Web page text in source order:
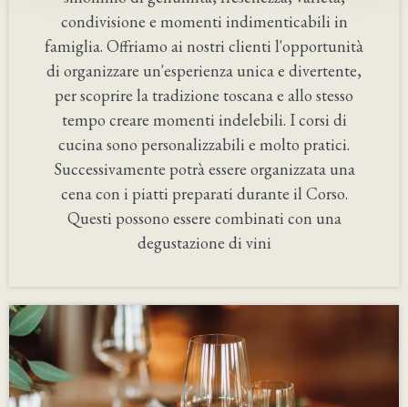
condivisione e momenti indimenticabili in
famiglia. Offriamo ai nostri clienti l'opportunità
di organizzare un'esperienza unica e divertente,
per scoprire la tradizione toscana e allo stesso
tempo creare momenti indelebili. I corsi di
cucina sono personalizzabili e molto pratici.
Successivamente potrà essere organizzata una
cena con i piatti preparati durante il Corso.
Questi possono essere combinati con una
degustazione di vini